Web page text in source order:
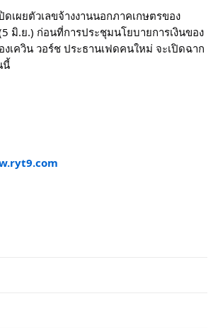
เผยตัวเลขจ้างงานนอกภาคเกษตรของ
มิ.ย.) ก่อนที่การประชุมนโยบายการเงินของ
เควิน วอร์ช ประธานเฟดคนใหม่ จะเปิดฉาก
นี้